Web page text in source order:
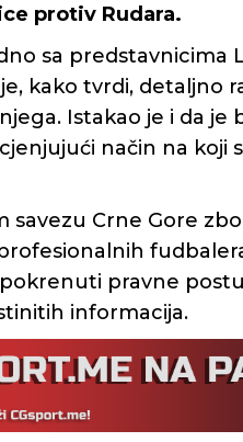
protiv Rudara.
sa predstavnicima
kako tvrdi, detaljno
Istakao je i da je
način na koji
savezu Crne Gore
pravne
informacija.